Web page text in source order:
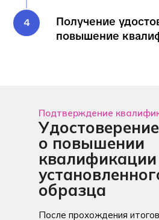
Получение
повышение
Удостоверение
о повышении
квалификации
образца
Подтверждение
После прохождения